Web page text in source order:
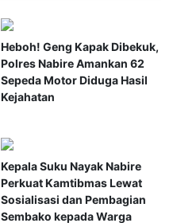
Heboh! Geng Kapak Dibekuk,
Polres Nabire Amankan 62
Sepeda Motor Diduga Hasil
Kejahatan
Kepala Suku Nayak Nabire
Perkuat Kamtibmas Lewat
Sosialisasi dan Pembagian
Sembako kepada Warga